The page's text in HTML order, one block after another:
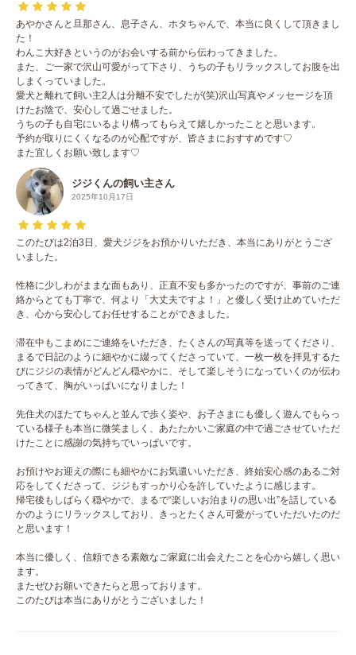
あやかさんと旦那さん、息子さん、ホタちゃんで、本当に良くして頂きまし
た！
わんこ大好きというのがお会いする前から伝わってきました。
また、ご一家で沢山可愛がって下さり、うちの子もリラックスしてお腹を出
しまくっていました。
愛犬と離れて飼い主2人は分離不安でしたが(笑)沢山写真やメッセージを頂
けたお陰で、安心して過ごせました。
うちの子も自宅にいるより構ってもらえて嬉しかったことと思います。
予約が取りにくくなるのが心配ですが、皆さまにおすすめです♡
また宜しくお願い致します♡
ジジくんの飼い主さん
2025年10月17日
このたびは2泊3日、愛犬ジジをお預かりいただき、本当にありがとうござ
いました。
性格に少しわがままな面もあり、正直不安も多かったのですが、事前のご連
絡からとても丁寧で、何より「大丈夫ですよ！」と優しく受け止めていただ
き、心から安心してお任せすることができました。
滞在中もこまめにご連絡をいただき、たくさんの写真等を送ってくださり、
まるで日記のように細やかに綴ってくださっていて、一枚一枚を拝見するた
びにジジの表情がどんどん穏やかに、そして楽しそうになっていくのが伝わ
ってきて、胸がいっぱいになりました！
先住犬のほたてちゃんと並んで歩く姿や、お子さまにも優しく遊んでもらっ
ている様子も本当に微笑ましく、あたたかいご家庭の中で過ごさせていただ
けたことに感謝の気持ちでいっぱいです。
お預けやお迎えの際にも細やかにお気遣いいただき、終始安心感のあるご対
応をしてくださって、ジジもすっかり心を許していたように感じます。
帰宅後もしばらく穏やかで、まるで“楽しいお泊まりの思い出”を話している
かのようにリラックスしており、きっとたくさん可愛がっていただいたのだ
と思います！
本当に優しく、信頼できる素敵なご家庭に出会えたことを心から嬉しく思い
ます。
またぜひお願いできたらと思っております。
このたびは本当にありがとうございました！